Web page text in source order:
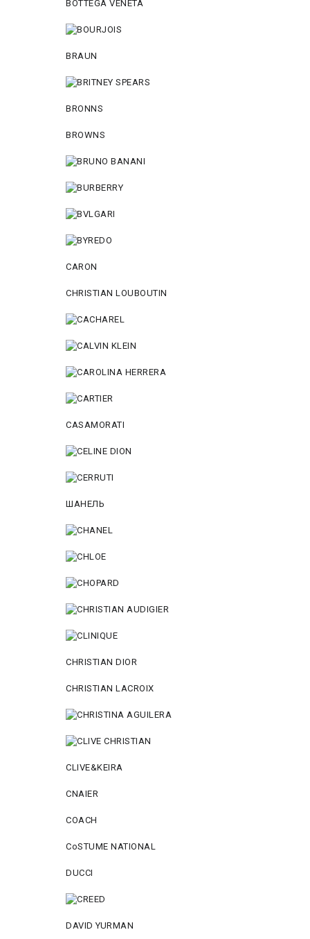
BOTTEGA VENETA
BRAUN
BRONNS
BROWNS
CARON
CHRISTIAN LOUBOUTIN
CASAMORATI
ШАНЕЛЬ
CHRISTIAN DIOR
CHRISTIAN LACROIX
CLIVE&KEIRA
CNAIER
COACH
CoSTUME NATIONAL
DUCCI
DAVID YURMAN